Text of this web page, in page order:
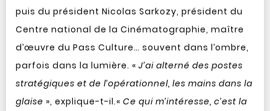
puis du président Nicolas Sarkozy, président du
Centre national de la Cinématographie, maître
d’œuvre du Pass Culture… souvent dans l’ombre,
parfois dans la lumière. « J’ai alterné des postes
stratégiques et de l’opérationnel, les mains dans la
glaise », explique-t-il.« Ce qui m’intéresse, c’est la